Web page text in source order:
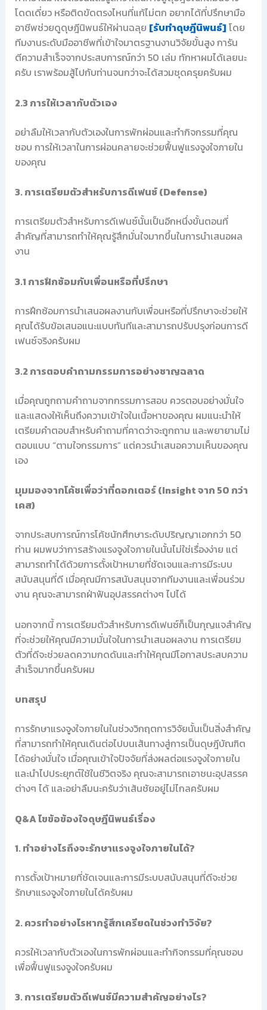
โดดเดี่ยว หรือติดขัดตรงไหนที่แก้ไม่ตก อยากได้ที่ปรึกษามือ
อาชีพช่วยดูดุษฎีนิพนธ์ให้ผ่านฉลุย [รับทำดุษฎีนิพนธ์] โดย
ทีมงานระดับมืออาชีพที่เข้าใจมาตรฐานงานวิจัยขั้นสูง การัน
ตีความสำเร็จจากประสบการณ์กว่า 50 เล่ม ทักหาผมได้เลยนะ
ครับ เราพร้อมสู้ไปกับท่านจนกว่าจะได้สวมชุดครุยครับผม
2.3 การให้เวลากับตัวเอง
อย่าลืมให้เวลากับตัวเองในการพักผ่อนและทำกิจกรรมที่คุณ
ชอบ การให้เวลาในการผ่อนคลายจะช่วยฟื้นฟูแรงจูงใจภายใน
ของคุณ
3. การเตรียมตัวสำหรับการดีเฟนซ์ (Defense)
การเตรียมตัวสำหรับการดีเฟนซ์นั้นเป็นอีกหนึ่งขั้นตอนที่
สำคัญที่สามารถทำให้คุณรู้สึกมั่นใจมากขึ้นในการนำเสนอผล
งาน
3.1 การฝึกซ้อมกับเพื่อนหรือที่ปรึกษา
การฝึกซ้อมการนำเสนอผลงานกับเพื่อนหรือที่ปรึกษาจะช่วยให้
คุณได้รับข้อเสนอแนะแบบทันทีและสามารถปรับปรุงก่อนการดี
เฟนซ์จริงครับผม
3.2 การตอบคำถามกรรมการอย่างชาญฉลาด
เมื่อคุณถูกถามคำถามจากกรรมการสอบ ควรตอบอย่างมั่นใจ
และแสดงให้เห็นถึงความเข้าใจในเนื้อหาของคุณ ผมแนะนำให้
เตรียมคำตอบสำหรับคำถามที่คาดว่าจะถูกถาม และพยายามไม่
ตอบแบบ “ตามใจกรรมการ” แต่ควรนำเสนอความเห็นของคุณ
เอง
มุมมองจากโค้ชเพื่อว่าที่ดอกเตอร์ (Insight จาก 50 กว่า
เคส)
จากประสบการณ์การโค้ชนักศึกษาระดับปริญญาเอกกว่า 50
ท่าน ผมพบว่าการสร้างแรงจูงใจภายในนั้นไม่ใช่เรื่องง่าย แต่
สามารถทำได้ด้วยการตั้งเป้าหมายที่ชัดเจนและการมีระบบ
สนับสนุนที่ดี เมื่อคุณมีการสนับสนุนจากทีมงานและเพื่อนร่วม
งาน คุณจะสามารถฝ่าฟันอุปสรรคต่างๆ ไปได้
นอกจากนี้ การเตรียมตัวสำหรับการดีเฟนซ์ก็เป็นกุญแจสำคัญ
ที่จะช่วยให้คุณมีความมั่นใจในการนำเสนอผลงาน การเตรียม
ตัวที่ดีจะช่วยลดความกดดันและทำให้คุณมีโอกาสประสบความ
สำเร็จมากขึ้นครับผม
บทสรุป
การรักษาแรงจูงใจภายในในช่วงวิกฤตการวิจัยนั้นเป็นสิ่งสำคัญ
ที่สามารถทำให้คุณเดินต่อไปบนเส้นทางสู่การเป็นดุษฎีบัณฑิต
ได้อย่างมั่นใจ เมื่อคุณเข้าใจปัจจัยที่ส่งผลต่อแรงจูงใจภายใน
และนำไปประยุกต์ใช้ในชีวิตจริง คุณจะสามารถเอาชนะอุปสรรค
ต่างๆ ได้ และอย่าลืมนะครับว่าเส้นชัยอยู่ไม่ไกลครับผม
Q&A ไขข้อข้องใจดุษฎีนิพนธ์เรื่อง
1. ทำอย่างไรถึงจะรักษาแรงจูงใจภายในได้?
การตั้งเป้าหมายที่ชัดเจนและการมีระบบสนับสนุนที่ดีจะช่วย
รักษาแรงจูงใจภายในได้ครับผม
2. ควรทำอย่างไรหากรู้สึกเครียดในช่วงทำวิจัย?
ควรให้เวลากับตัวเองในการพักผ่อนและทำกิจกรรมที่คุณชอบ
เพื่อฟื้นฟูแรงจูงใจครับผม
3. การเตรียมตัวดีเฟนซ์มีความสำคัญอย่างไร?